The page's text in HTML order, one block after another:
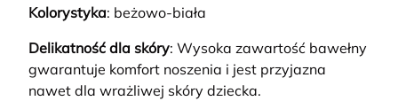
Kolorystyka: beżowo-biała
Delikatność dla skóry: Wysoka zawartość bawełny
gwarantuje komfort noszenia i jest przyjazna
nawet dla wrażliwej skóry dziecka.